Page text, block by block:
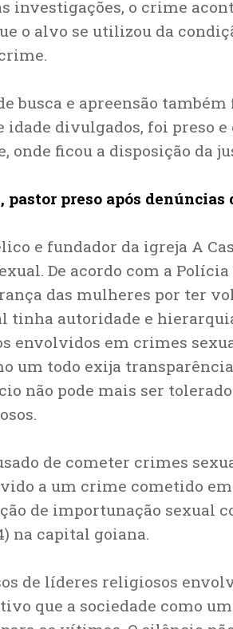
investigações, o crime
o alvo se utilizou da
busca e apreensão
idade divulgados, foi preso
onde ficou a disposição da
pastor preso após
e fundador da igreja A
De acordo com a Polícia
das mulheres por ter
tinha autoridade e
envolvidos em crimes
um todo exija
não pode mais ser
de cometer crimes
a um crime cometido
de importunação sexual
na capital goiana.
de líderes religiosos
que a sociedade como